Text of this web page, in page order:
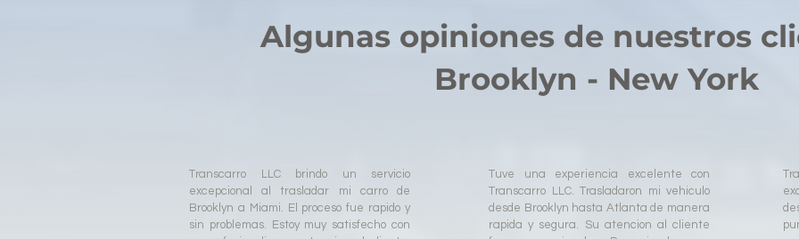
Algunas opiniones de nuestros
Brooklyn - New York
Transcarro LLC brindo un servicio
excepcional al trasladar mi carro de
Brooklyn a Miami. El proceso fue rapido y
sin problemas. Estoy muy satisfecho con
Tuve una experiencia excelente con
Transcarro LLC. Trasladaron mi vehiculo
desde Brooklyn hasta Atlanta de manera
rapida y segura. Su atencion al cliente